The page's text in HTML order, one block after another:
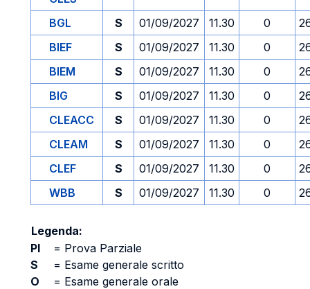
BGL
S 01/09/2027 11.30 0
BIEF
S 01/09/2027 11.30 0
BIEM
S 01/09/2027 11.30 0
BIG
S 01/09/2027 11.30 0
CLEACC
S 01/09/2027 11.30 0
CLEAM
S 01/09/2027 11.30 0
CLEF
S 01/09/2027 11.30 0
WBB
S 01/09/2027 11.30 0
Legenda:
PI
= Prova Parziale
S
= Esame generale scritto
O
= Esame generale orale